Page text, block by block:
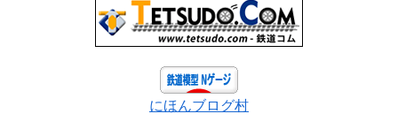
にほんブログ村